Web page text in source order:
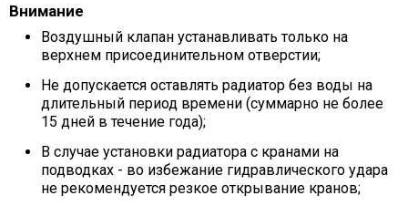
Внимание
Воздушный клапан устанавливать только на
верхнем присоединительном отверстии;
Не допускается оставлять радиатор без воды на
длительный период времени (суммарно не более
15 дней в течение года);
В случае установки радиатора с кранами на
подводках - во избежание гидравлического удара
не рекомендуется резкое открывание кранов;